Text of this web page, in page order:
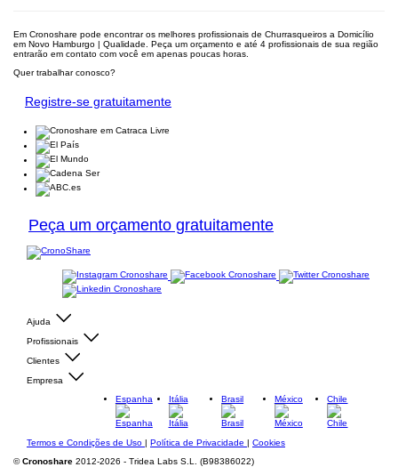
Em Cronoshare pode encontrar os melhores profissionais de Churrasqueiros a Domicílio
em Novo Hamburgo | Qualidade. Peça um orçamento e até 4 profissionais de sua região
entrarão em contato com você em apenas poucas horas.
Quer trabalhar conosco?
Registre-se gratuitamente
Peça um orçamento gratuitamente
Ajuda
Profissionais
Clientes
Empresa
Espanha
Itália Brasil México Chile
Termos e Condições de Uso | Política de Privacidade | Cookies
©Cronoshare 2012-2026 - Tridea Labs S.L. (B98386022)